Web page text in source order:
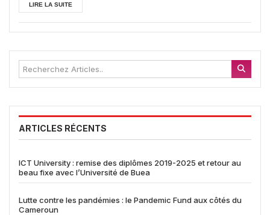
LIRE LA SUITE
ARTICLES RÉCENTS
ICT University : remise des diplômes 2019-2025 et retour au
beau fixe avec l’Université de Buea
Lutte contre les pandémies : le Pandemic Fund aux côtés du
Cameroun